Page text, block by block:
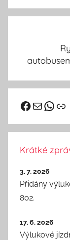
t
d
Facebook
Krátké
3. 7. 2026
Přidány
802.
17. 6. 2026
Výlukové